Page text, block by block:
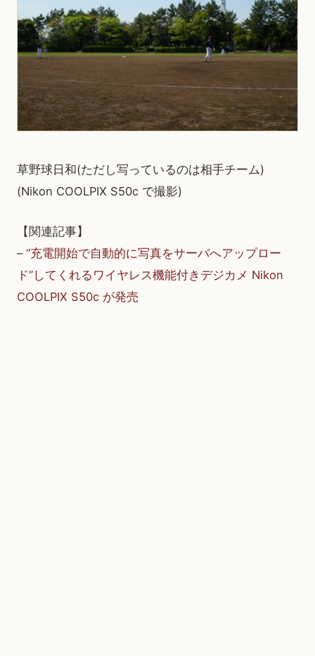
草野球日和(ただし写っているのは相手チーム)
(Nikon COOLPIX S50c で撮影)
【関連記事】
– “充電開始で自動的に写真をサーバへアップロー
ド”してくれるワイヤレス機能付きデジカメ Nikon
COOLPIX S50c が発売